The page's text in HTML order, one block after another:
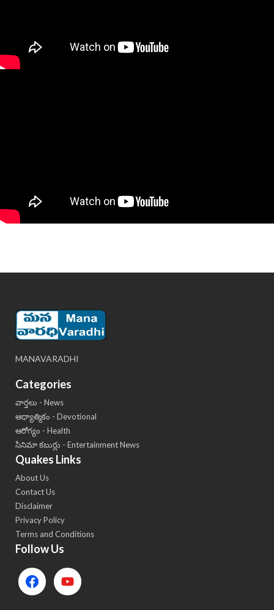
MANAVARADHI
Categories
వార్తలు - News
ఆధ్యాత్మికం - Devotional
ఆరోగ్యం - Health
సినిమా కబుర్లు - Entertainment News
Quakes Links
About Us
Contact Us
Disclaimer
Privacy Policy
Terms and Conditions
Follow Us